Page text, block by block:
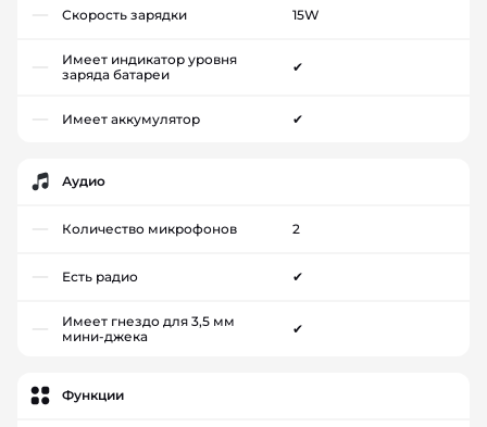
Скорость зарядки 15W
Имеет индикатор уровня
заряда батареи
✔
Имеет аккумулятор ✔
Аудио
Количество микрофонов 2
Есть радио ✔
Имеет гнездо для 3,5 мм
мини-джека
✔
Функции